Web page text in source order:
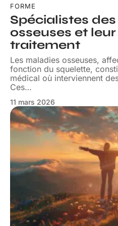
FORME
Spécialistes
osseuses et
traitement
Les maladies osseuses,
fonction du squelette,
médical où interviennent
Ces…
11 mars 2026